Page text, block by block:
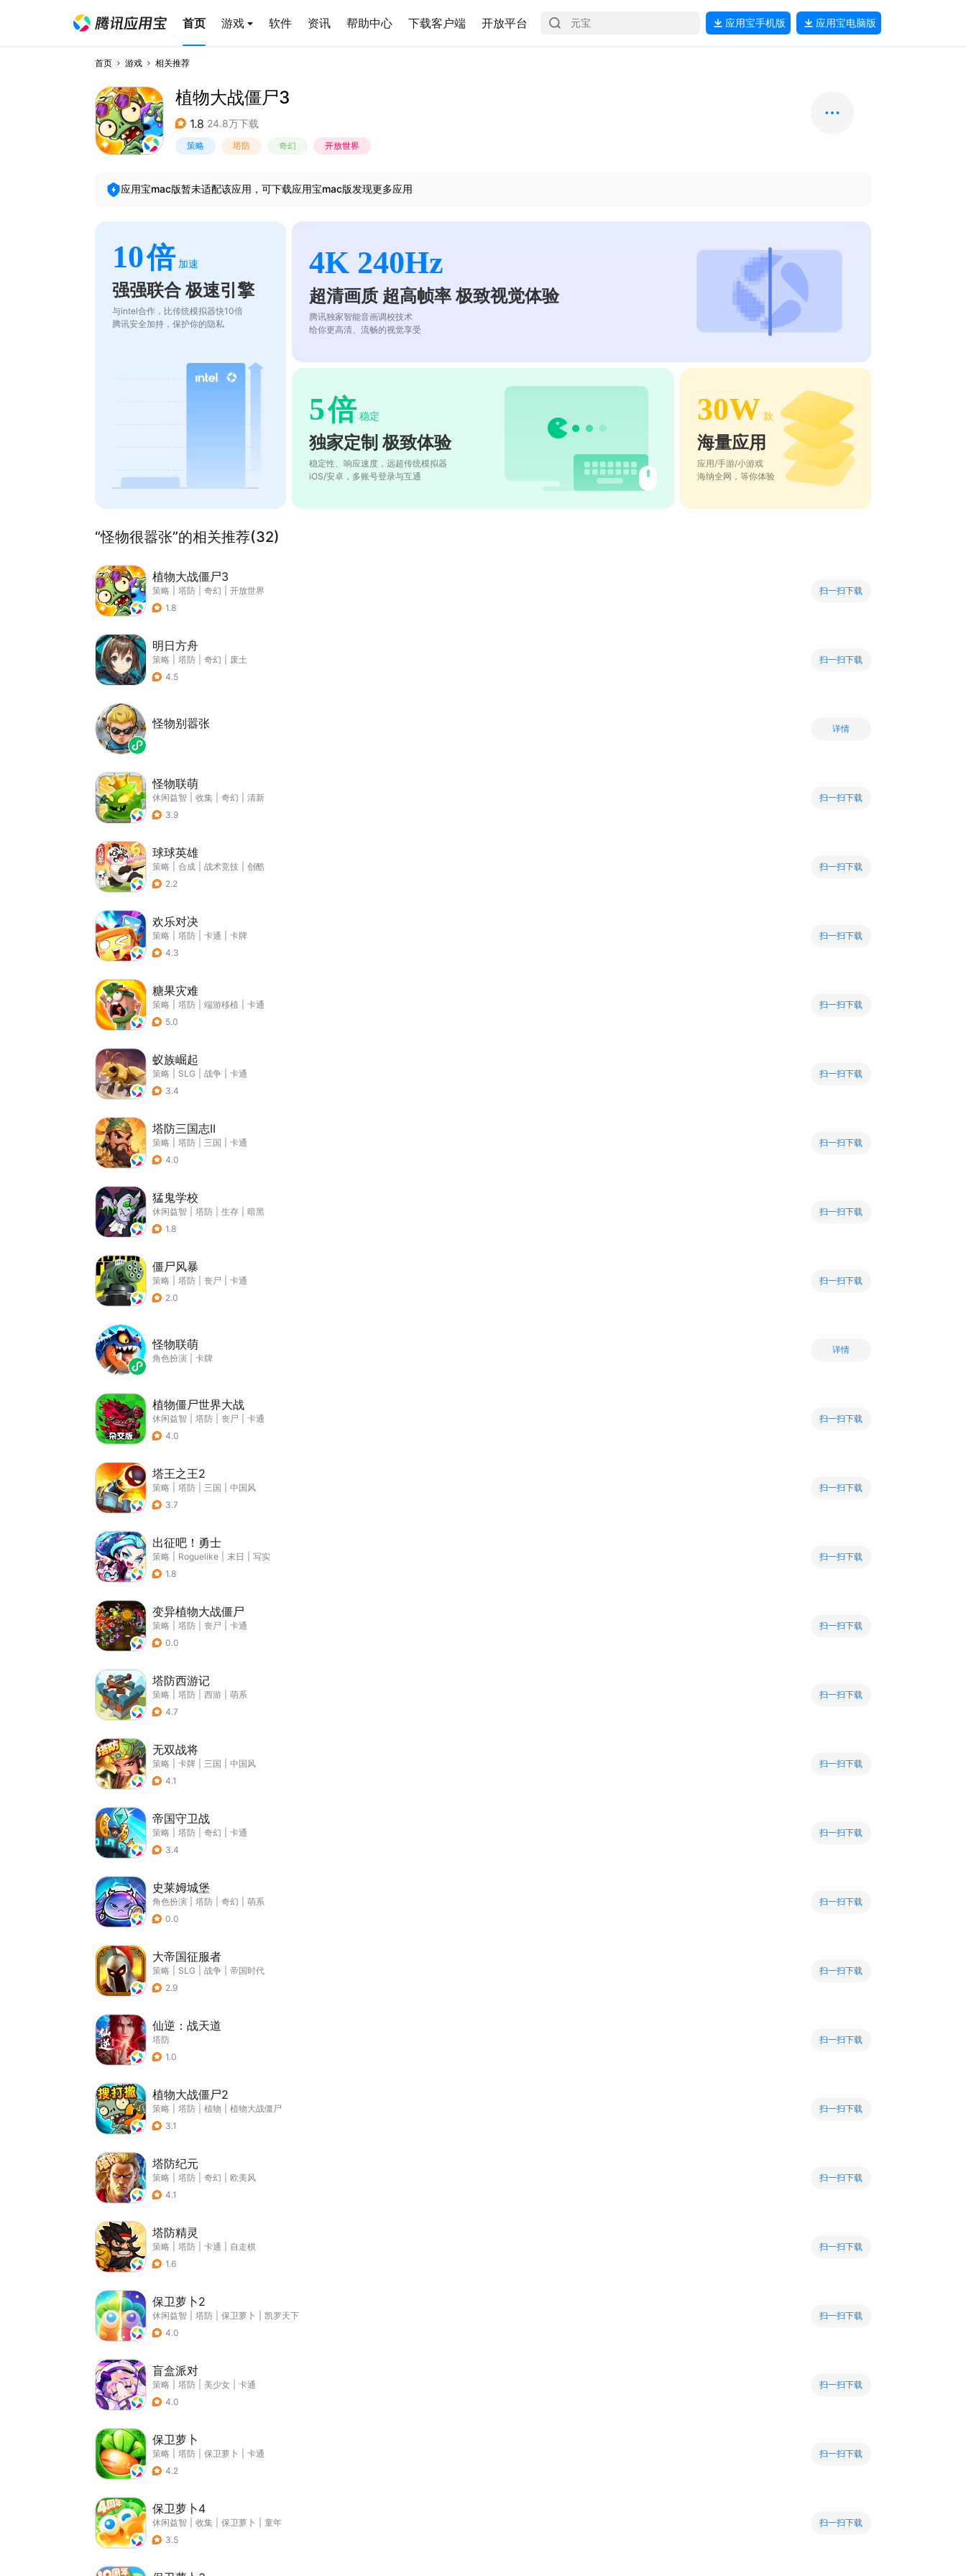
首页 游戏 软件 资讯 帮助中心 下载客户端 开放平台 应用宝手机版 应用宝电脑版
首页 游戏 相关推荐
植物大战僵尸3
1.8 24.8万下载
策略 塔防 奇幻 开放世界
应用宝mac版暂未适配该应用，可下载应用宝mac版发现更多应用
10倍 加速
强强联合 极速引擎
与intel合作，比传统模拟器快10倍
腾讯安全加持，保护你的隐私
4K 240Hz
超清画质 超高帧率 极致视觉体验
腾讯独家智能音画调校技术
给你更高清、流畅的视觉享受
5倍 稳定
独家定制 极致体验
稳定性、响应速度，远超传统模拟器
iOS/安卓，多账号登录与互通
30W 款
海量应用
应用/手游/小游戏
海纳全网，等你体验
“怪物很嚣张”的相关推荐(32)
植物大战僵尸3
策略 塔防 奇幻
开放世界
1.8
扫一扫下载
明日方舟
策略 塔防 奇幻
废土
4.5
扫一扫下载
怪物别嚣张 详情
怪物联萌
休闲益智 收集 奇幻
清新
3.9
扫一扫下载
球球英雄
策略 合成 战术竞技
创酷
2.2
扫一扫下载
欢乐对决
策略 塔防 卡通
卡牌
4.3
扫一扫下载
糖果灾难
策略 塔防 端游移植
卡通
5.0
扫一扫下载
蚁族崛起
策略 SLG 战争
卡通
3.4
扫一扫下载
塔防三国志II
策略 塔防 三国
卡通
4.0
扫一扫下载
猛鬼学校
休闲益智 塔防 生存
暗黑
1.8
扫一扫下载
僵尸风暴
策略 塔防 丧尸
卡通
2.0
扫一扫下载
怪物联萌
角色扮演 卡牌
详情
植物僵尸世界大战
休闲益智 塔防 丧尸
卡通
4.0
扫一扫下载
塔王之王2
策略 塔防 三国
中国风
3.7
扫一扫下载
出征吧！勇士
策略 Roguelike 末日
写实
1.8
扫一扫下载
变异植物大战僵尸
策略 塔防 丧尸
卡通
0.0
扫一扫下载
塔防西游记
策略 塔防 西游
萌系
4.7
扫一扫下载
无双战将
策略 卡牌 三国
中国风
4.1
扫一扫下载
帝国守卫战
策略 塔防 奇幻
卡通
3.4
扫一扫下载
史莱姆城堡
角色扮演 塔防 奇幻
萌系
0.0
扫一扫下载
大帝国征服者
策略 SLG 战争
帝国时代
2.9
扫一扫下载
仙逆：战天道
塔防
1.0
扫一扫下载
植物大战僵尸2
策略 塔防 植物
植物大战僵尸
3.1
扫一扫下载
塔防纪元
策略 塔防 奇幻
欧美风
4.1
扫一扫下载
塔防精灵
策略 塔防 卡通
自走棋
1.6
扫一扫下载
保卫萝卜2
休闲益智 塔防 保卫萝卜
凯罗天下
4.0
扫一扫下载
盲盒派对
策略 塔防 美少女
卡通
4.0
扫一扫下载
保卫萝卜
策略 塔防 保卫萝卜
卡通
4.2
扫一扫下载
保卫萝卜4
休闲益智 收集 保卫萝卜
童年
3.5
扫一扫下载